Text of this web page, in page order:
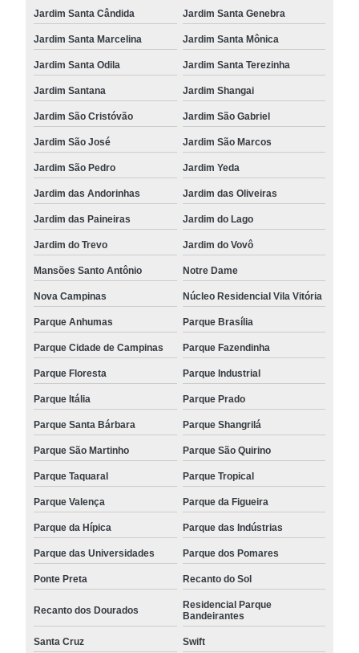
Jardim Santa Cândida Jardim Santa Genebra
Jardim Santa Marcelina Jardim Santa Mônica
Jardim Santa Odila Jardim Santa Terezinha
Jardim Santana Jardim Shangai
Jardim São Cristóvão Jardim São Gabriel
Jardim São José Jardim São Marcos
Jardim São Pedro Jardim Yeda
Jardim das Andorinhas Jardim das Oliveiras
Jardim das Paineiras Jardim do Lago
Jardim do Trevo Jardim do Vovô
Mansões Santo Antônio Notre Dame
Nova Campinas Núcleo Residencial Vila Vitória
Parque Anhumas Parque Brasília
Parque Cidade de Campinas Parque Fazendinha
Parque Floresta Parque Industrial
Parque Itália Parque Prado
Parque Santa Bárbara Parque Shangrilá
Parque São Martinho Parque São Quirino
Parque Taquaral Parque Tropical
Parque Valença Parque da Figueira
Parque da Hípica Parque das Indústrias
Parque das Universidades Parque dos Pomares
Ponte Preta Recanto do Sol
Recanto dos Dourados
Residencial Parque
Bandeirantes
Santa Cruz Swift